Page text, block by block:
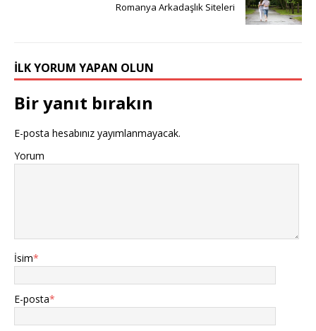
Romanya Arkadaşlık Siteleri
İLK YORUM YAPAN OLUN
Bir yanıt bırakın
E-posta hesabınız yayımlanmayacak.
Yorum
İsim*
E-posta*